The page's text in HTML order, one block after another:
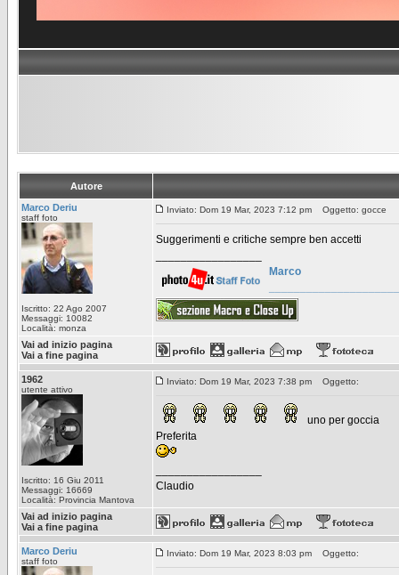
Autore
Marco Deriu
staff foto
Iscritto: 22 Ago 2007
Messaggi: 10082
Località: monza
Inviato: Dom 19 Mar, 2023 7:12 pm Oggetto: gocce
Suggerimenti e critiche sempre ben accetti
Marco
Vai ad inizio pagina
Vai a fine pagina
1962
utente attivo
Iscritto: 16 Giu 2011
Messaggi: 16669
Località: Provincia Mantova
Inviato: Dom 19 Mar, 2023 7:38 pm Oggetto:
uno per goccia
Preferita
Claudio
Vai ad inizio pagina
Vai a fine pagina
Marco Deriu
staff foto
Inviato: Dom 19 Mar, 2023 8:03 pm Oggetto: